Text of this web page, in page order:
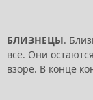
БЛИЗНЕЦЫ.
всё. Они
взоре. В конце